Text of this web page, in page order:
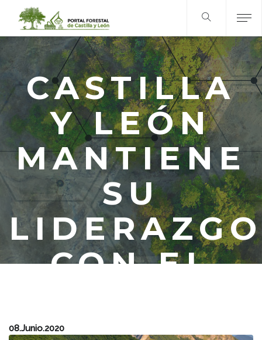
CASTILLA
Y LEÓN
MANTIENE
SU
LIDERAZGO
CON EL
08.Junio.2020